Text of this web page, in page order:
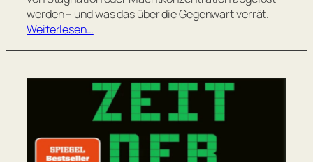
werden – und was das über die Gegenwart verrät.
Weiterlesen…